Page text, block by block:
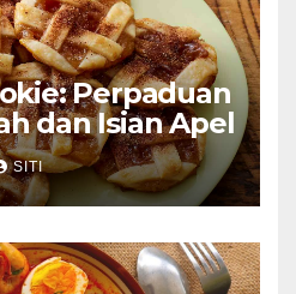
Perpaduan
dan Isian Apel
SITI